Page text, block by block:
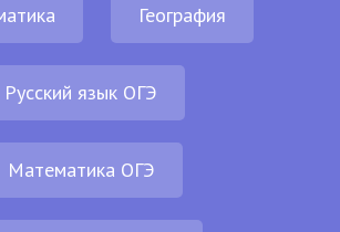
География
Русский язык ОГЭ
Математика ОГЭ